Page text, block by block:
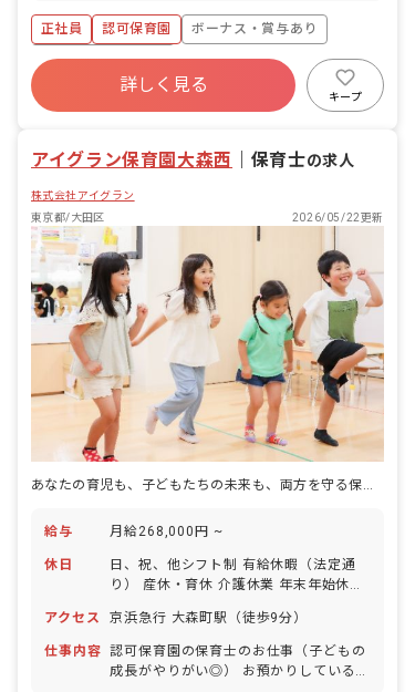
後、食事介助 ・午睡チェック ・日誌お
よび連絡帳記載 ・おやつ介助
正社員 認可保育園
ボーナス・賞与あり
年間休日120日以上
寮・住宅・家賃補助あり
社会保険完備
残業少なめ
詳しく見る
キープ
アイグラン保育園大森西 保育士の求人
株式会社アイグラン
東京都/大田区
2026/05/22更新
給与 月給268,000円 ~
休日
日、祝、他シフト制 有給休暇（法定通
り） 産休・育休 介護休業 年末年始休暇
能性有
アクセス 京浜急行 大森町駅（徒歩9分）
仕事内容 認可保育園の保育士のお仕事（子どもの
成長がやりがい◎） お預かりしている子